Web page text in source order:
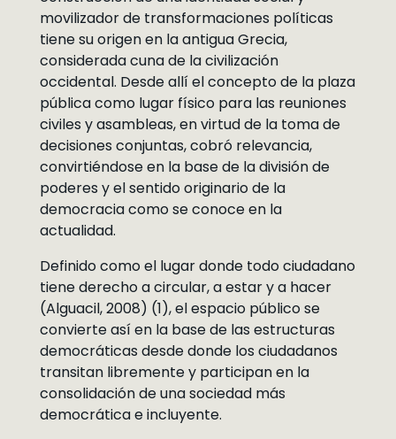
movilizador de transformaciones políticas
tiene su origen en la antigua Grecia,
considerada cuna de la civilización
occidental. Desde allí el concepto de la plaza
pública como lugar físico para las reuniones
civiles y asambleas, en virtud de la toma de
decisiones conjuntas, cobró relevancia,
convirtiéndose en la base de la división de
poderes y el sentido originario de la
democracia como se conoce en la
actualidad.
Definido como el lugar donde todo ciudadano
tiene derecho a circular, a estar y a hacer
(Alguacil, 2008) (1), el espacio público se
convierte así en la base de las estructuras
democráticas desde donde los ciudadanos
transitan libremente y participan en la
consolidación de una sociedad más
democrática e incluyente.